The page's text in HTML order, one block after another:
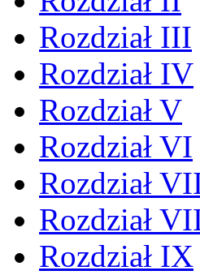
Rozdział III
Rozdział IV
Rozdział V
Rozdział VI
Rozdział
Rozdział
Rozdział IX